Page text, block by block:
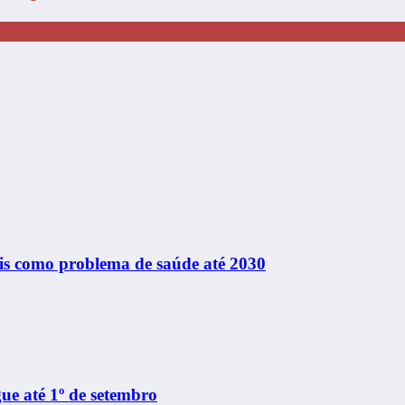
como problema de saúde até 2030
até 1º de setembro